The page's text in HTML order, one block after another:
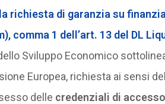
richiesta di garanzia su
comma 1 dell’art. 13 del DL
Sviluppo Economico
Europea, richiesta ai sensi
delle credenziali di